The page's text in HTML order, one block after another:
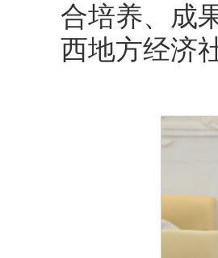
合培养、成
西地方经济